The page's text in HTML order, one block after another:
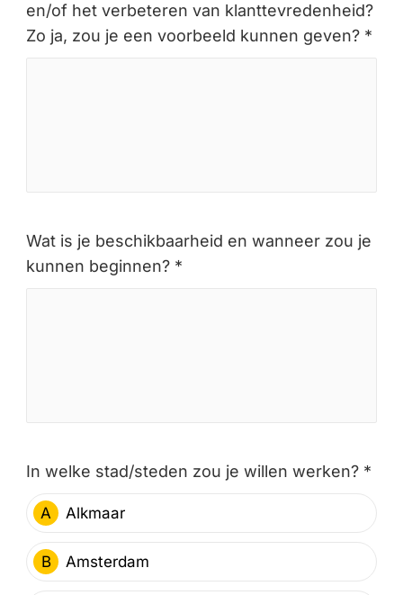
en/of het verbeteren van klanttevredenheid?
Zo ja, zou je een voorbeeld kunnen geven? *
Wat is je beschikbaarheid en wanneer zou je
kunnen beginnen? *
In welke stad/steden zou je willen werken? *
A Alkmaar
B Amsterdam